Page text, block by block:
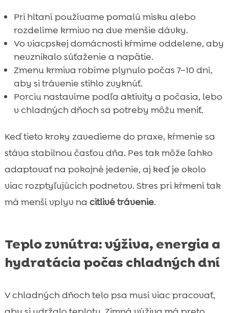
Pri hltaní používame pomalú misku alebo
rozdelíme krmivo na dve menšie dávky.
Vo viacpskej domácnosti kŕmime oddelene, aby
nevznikalo súťaženie a napätie.
Zmenu krmiva robíme plynulo počas 7–10 dní,
aby si trávenie stihlo zvyknúť.
Porciu nastavíme podľa aktivity a počasia, lebo
v chladných dňoch sa potreby môžu meniť.
Keď tieto kroky zavedieme do praxe, kŕmenie sa
stáva stabilnou časťou dňa. Pes tak môže ľahko
adaptovať na pokojné jedenie, aj keď je okolo
viac rozptyľujúcich podnetov. Stres pri kŕmení tak
má menší vplyv na citlivé trávenie.
Teplo zvnútra: výživa, energia a
hydratácia počas chladných dní
V chladných dňoch telo psa musí viac pracovať,